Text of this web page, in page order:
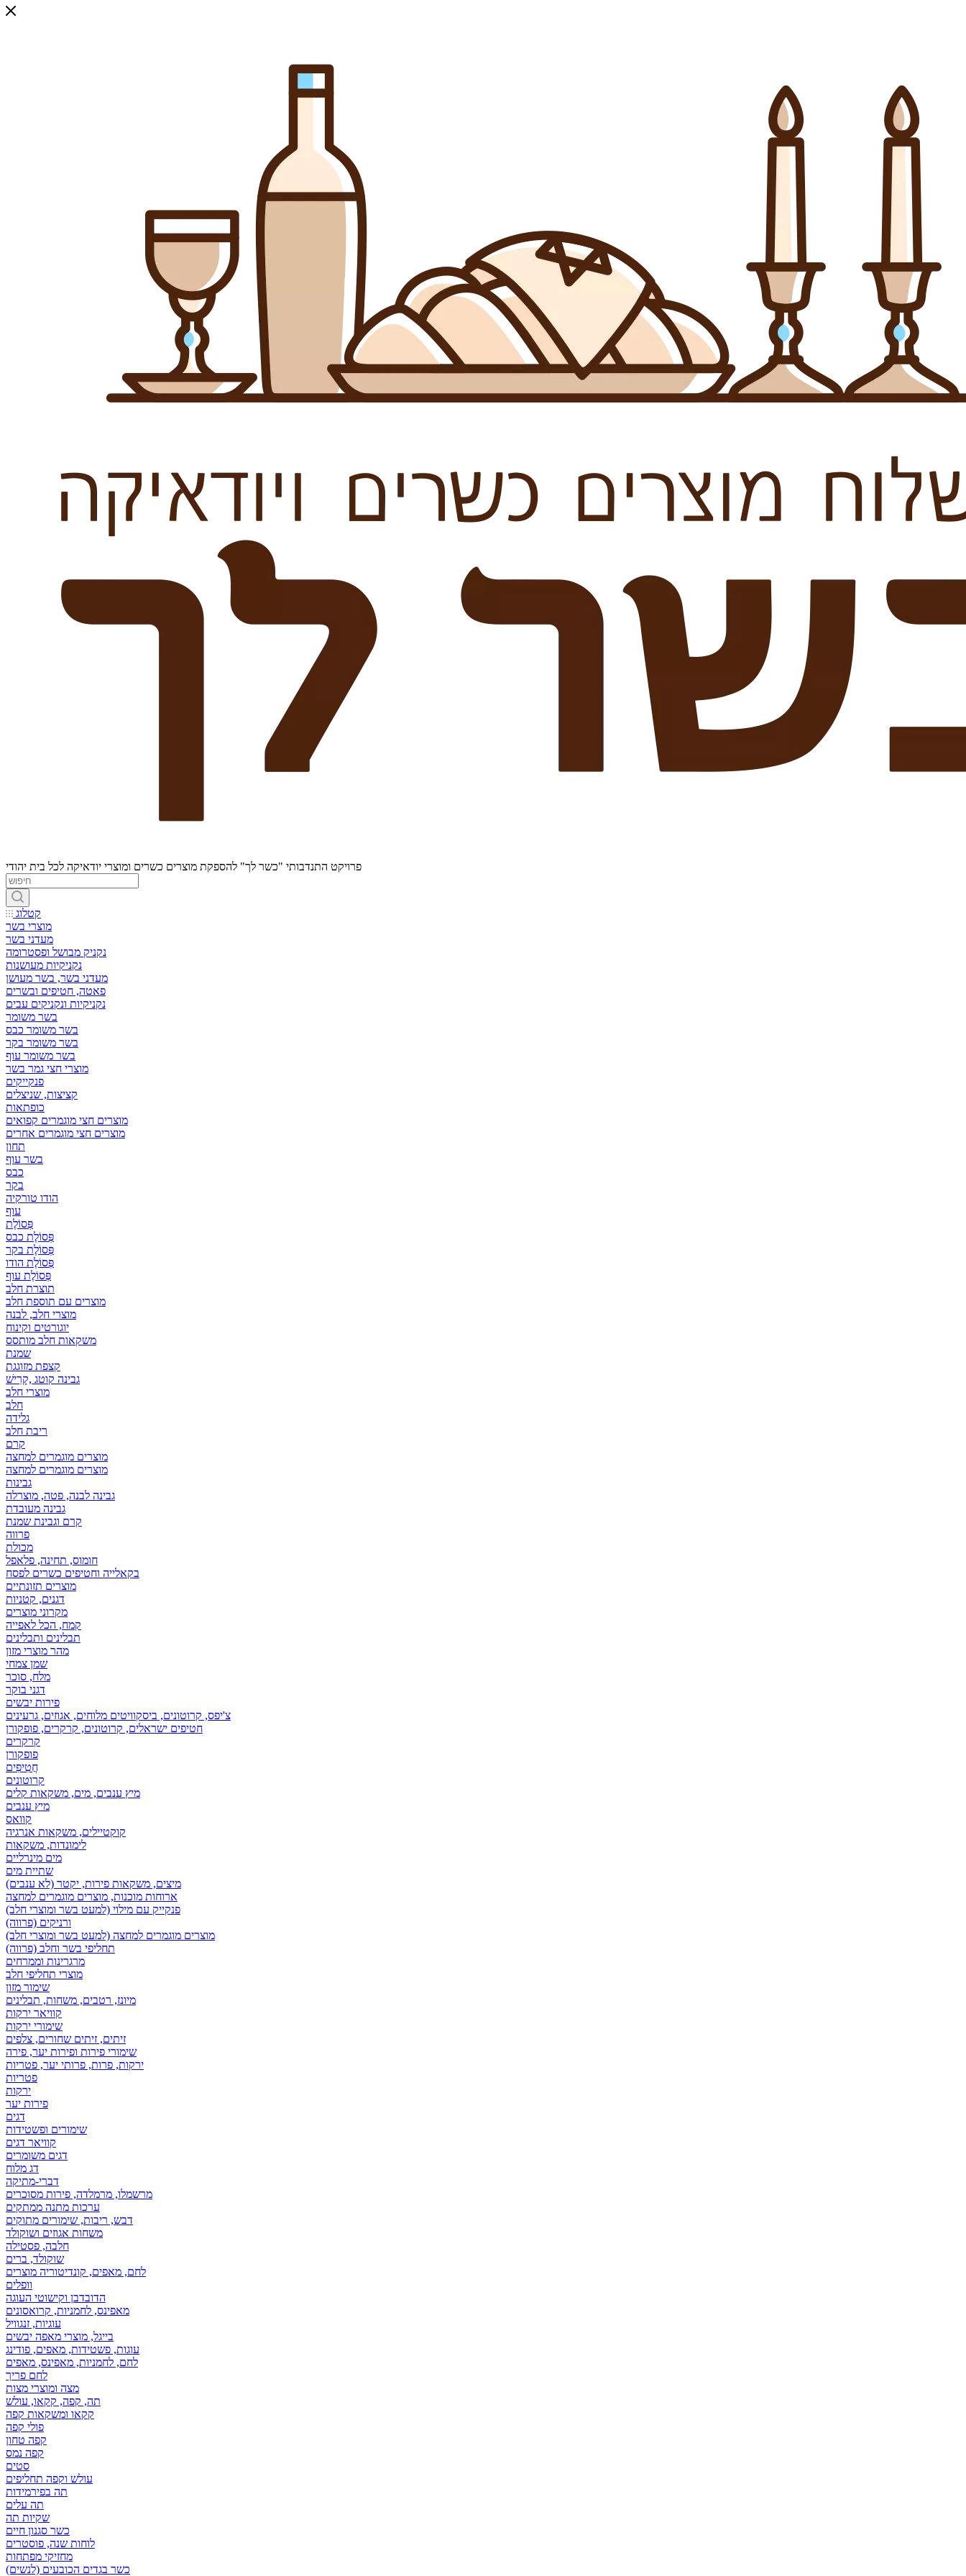
פרויקט התנדבותי "כשר לך" להספקת מוצרים כשרים ומוצרי יודאיקה לכל בית יהודי
קטלוג
מוצרי בשר
מעדני בשר
נקניק מבושל ופסטרומה
נקניקיות מעושנות
מעדני בשר, בשר מעושן
פאטה, חטיפים ובשרים
נקניקיות ונקניקים עבים
בשר משומר
בשר משומר כבס
בשר משומר בקר
בשר משומר עוף
מוצרי חצי גמר בשר
פנקייקים
קציצות, שניצלים
כופתאות
מוצרים חצי מוגמרים קפואים
מוצרים חצי מוגמרים אחרים
תחון
בשר עוף
כבס
בקר
הודו טורקיה
עוף
פְּסוֹלֶת
פְּסוֹלֶת כבס
פְּסוֹלֶת בקר
פְּסוֹלֶת הודו
פְּסוֹלֶת עוף
תוצרת חלב
מוצרים עם תוספת חלב
מוצרי חלב, לבנה
יוגורטים וקינוח
משקאות חלב מותסס
שמנת
קצפת מזוגגת
גבינה קוטג ,קָרִישׁ
מוצרי חלב
חלב
גלידה
ריבת חלב
קרם
מוצרים מוגמרים למחצה
מוצרים מוגמרים למחצה
גבינות
גבינה לבנה, פטה, מוצרלה
גבינה מעובדת
קרם וגבינת שמנת
פרווה
מכולת
חומוס, תחינה, פלאפל
בקאלייה וחטיפים כשרים לפסח
מוצרים תזונתיים
דגנים, קטניות
מקרוני מוצרים
קמח, הכל לאפייה
תבלינים ותבלינים
מהר מוצרי מזון
שמן צמחי
מלח, סוכר
דגני בוקר
פירות יבשים
צ'יפס, קרוטונים, ביסקוויטים מלוחים, אגוזים, גרעינים
חטיפים ישראלים, קרוטונים, קרקרים, פופקורן
קרקרים
פופקורן
חֲטִיפִים
קרוטונים
מיץ ענבים, מים, משקאות קלים
מיץ ענבים
קוואס
קוקטיילים, משקאות אנרגיה
לימונדות, משקאות
מים מינרליים
שתיית מים
מיצים, משקאות פירות, יקטר (לא ענבים)
ארוחות מוכנות, מוצרים מוגמרים למחצה
פנקייק עם מילוי (למעט בשר ומוצרי חלב)
ורניקים (פרווה)
מוצרים מוגמרים למחצה (למעט בשר ומוצרי חלב)
תחליפי בשר וחלב (פרווה)
מרגרינות וממרחים
מוצרי תחליפי חלב
שימור מזון
מיונז, רטבים, משחות, תבלינים
קוויאר ירקות
שימורי ירקות
זיתים, זיתים שחורים, צלפים
שימורי פירות ופירות יער, פירה
ירקות, פרות, פרותי יער, פטריות
פטריות
ירקות
פירות יער
דגים
שימורים ופשטידות
קוויאר דגים
דגים משומרים
דג מלוח
דברי-מתיקה
מרשמלו, מרמלדה, פירות מסוכרים
ערכות מתנה ממתקים
דבש, ריבות, שימורים מתוקים
משחות אגוזים ושוקולד
חלבה, פסטילה
שוקולד, ברים
לחם, מאפים, קונדיטוריה מוצרים
וופלים
הדובדבן וקישוטי העוגה
מאפינס, לחמניות, קרואסונים
עוגיות, זנגוויל
בייגל, מוצרי מאפה יבשים
עוגות, פשטידות, מאפים, פודינג
לחם, לחמניות, מאפינס, מאפים
לחם פריך
מצה ומוצרי מצות
תה, קפה, קקאו, עולש
קקאו ומשקאות קפה
פולי קפה
קפה טחון
קפה נמס
סטים
עולש וקפה תחליפים
תה בפירמידות
תה עלים
שקיות תה
כשר סגנון חיים
לוחות שנה, פוסטרים
מחזיקי מפתחות
כשר בגדים הכובעים (לנשים)